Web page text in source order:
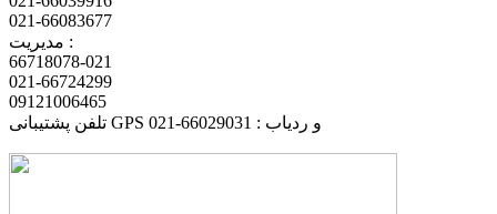
021-66083677
مدیریت :
66718078-021
021-66724299
09121006465
تلفن پشتیبانی GPS و ردیاب : 66029031-021